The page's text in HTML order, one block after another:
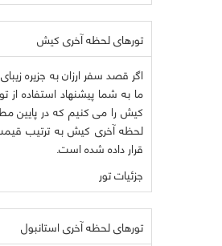
تورهای لحظه آخری کیش
اگر قصد سفر ارزان به جزیره
ما به شما پیشنهاد استفاده از
کیش را می کنیم که در پایین
لحظه آخری کیش به ترتیب
قرار داده شده است.
جزئیات تور
تورهای لحظه آخری استانبول